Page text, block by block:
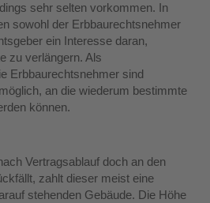
sehr selten vorkommen. In
sowohl der Erbbaurechtsnehmer
ein Interesse daran,
zu verlängern. Als
Erbbaurechtsnehmer sind
an die wiederum bestimmte
können.
Vertragsablauf doch an den
zahlt dieser meist eine
stehenden Gebäude. Die Höhe